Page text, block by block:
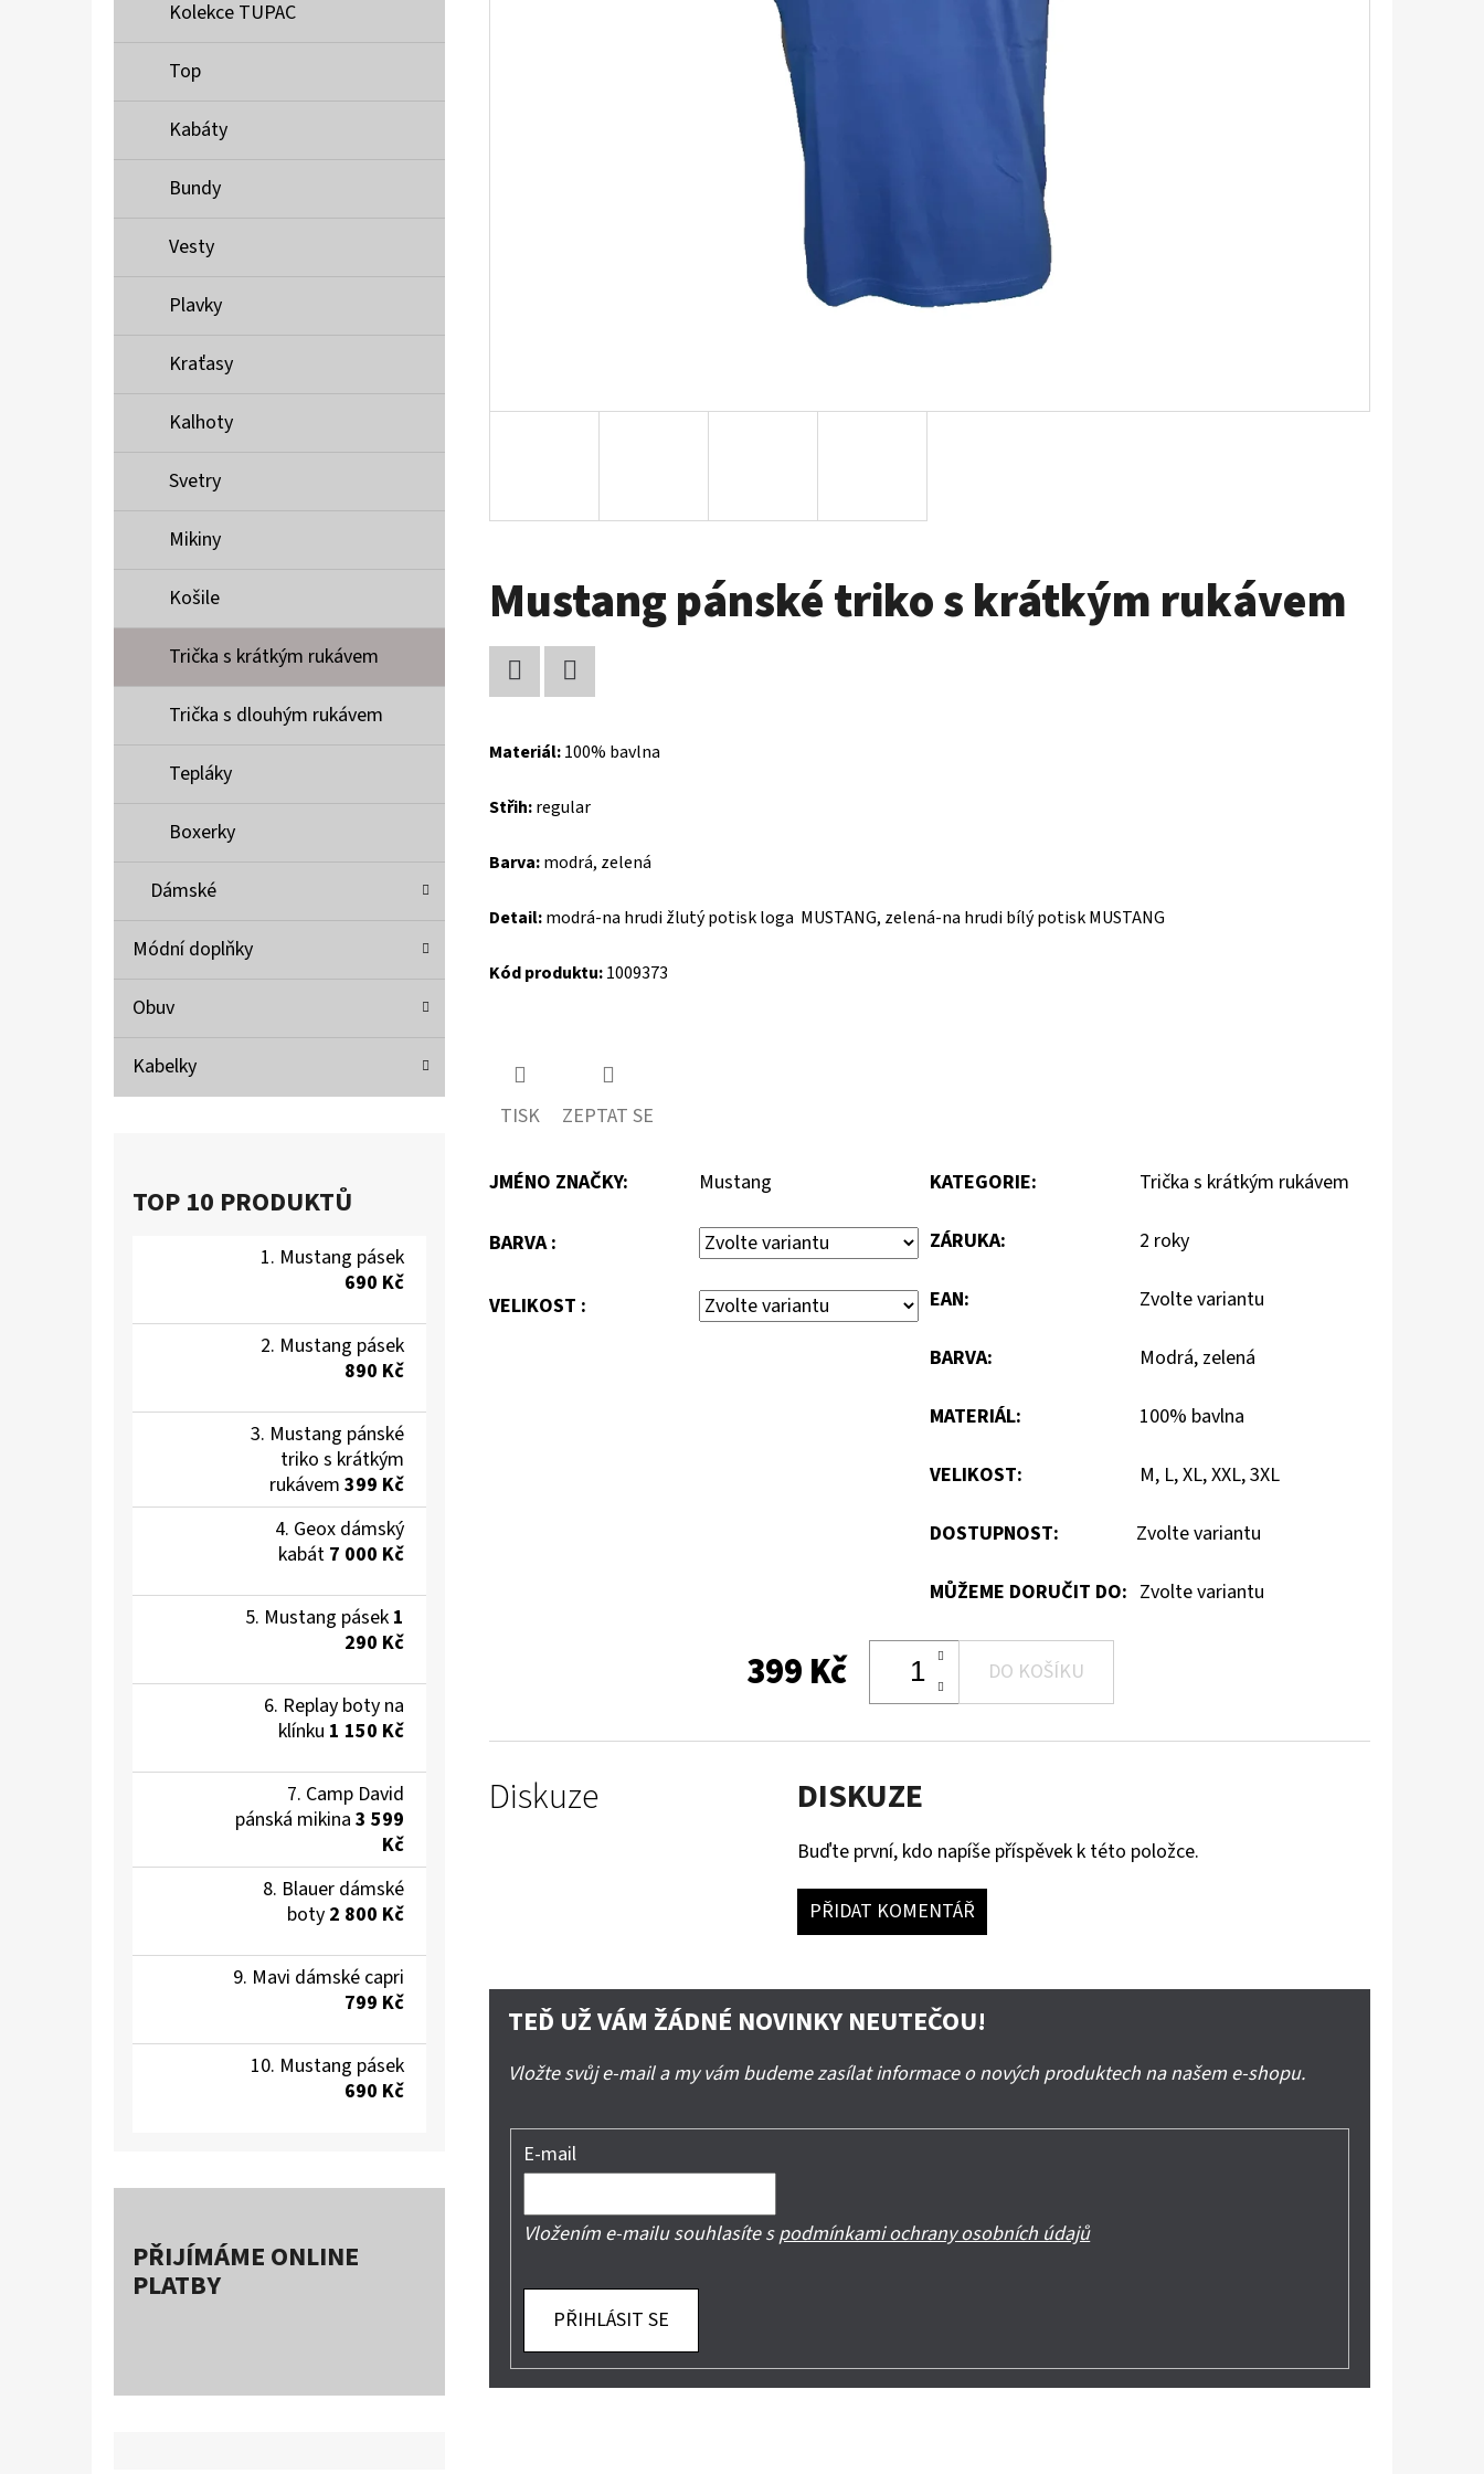
Kolekce TUPAC
Top
Kabáty
Bundy
Vesty
Plavky
Kraťasy
Kalhoty
Svetry
Mikiny
Košile
Trička s krátkým rukávem
Trička s dlouhým rukávem
Tepláky
Boxerky
Dámské
Módní doplňky
Obuv
Kabelky
TOP 10 PRODUKTŮ
Mustang pásek
690 Kč
Mustang pásek
890 Kč
Mustang pánské
triko s krátkým
rukávem 399 Kč
Geox dámský
kabát 7 000 Kč
Mustang pásek 1
290 Kč
Replay boty na
klínku 1 150 Kč
Camp David
pánská mikina 3 599
Kč
Blauer dámské
boty 2 800 Kč
Mavi dámské capri
799 Kč
Mustang pásek
690 Kč
PŘIJÍMÁME ONLINE
PLATBY
Mustang pánské triko s krátkým rukávem
Materiál:100% bavlna
Střih:regular
Barva:modrá, zelená
Detail:modrá-na hrudi žlutý potisk loga MUSTANG, zelená-na hrudi bílý potisk MUSTANG
Kód produktu:1009373
TISK ZEPTAT SE
JMÉNO ZNAČKY: Mustang
BARVA :
VELIKOST :
KATEGORIE: Trička s krátkým rukávem
ZÁRUKA: 2 roky
EAN: Zvolte variantu
BARVA: Modrá, zelená
MATERIÁL: 100% bavlna
VELIKOST: M, L, XL, XXL, 3XL
DOSTUPNOST: Zvolte variantu
MŮŽEME DORUČIT DO: Zvolte variantu
399 Kč DO KOŠÍKU
Diskuze DISKUZE
Buďte první, kdo napíše příspěvek k této položce.
PŘIDAT KOMENTÁŘ
TEĎ UŽ VÁM ŽÁDNÉ NOVINKY NEUTEČOU!
Vložte svůj e-mail a my vám budeme zasílat informace o nových produktech na našem e-shopu.
E-mail
Vložením e-mailu souhlasíte spodmínkami ochrany osobních údajů
PŘIHLÁSIT SE
MUSTANG PÁSEK
MUSTANG PÁNSKÉ TRIKO S KRÁTKÝM